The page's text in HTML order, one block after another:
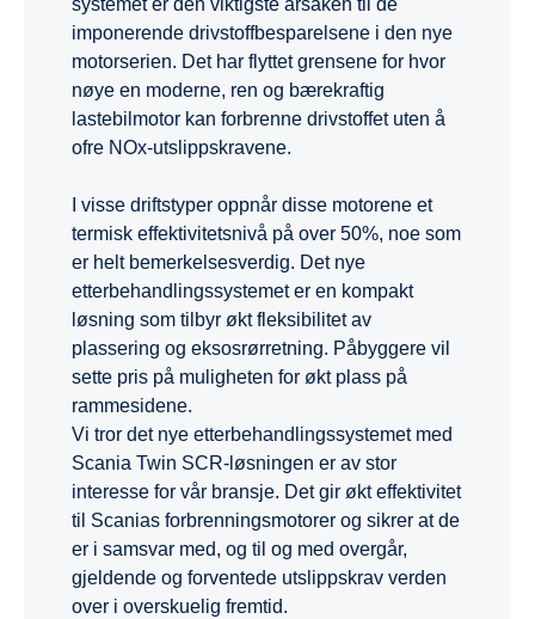
systemet er den viktigste årsaken til de
imponerende drivstoffbesparelsene i den nye
motorserien. Det har flyttet grensene for hvor
nøye en moderne, ren og bærekraftig
lastebilmotor kan forbrenne drivstoffet uten å
ofre NOx-utslippskravene.
I visse driftstyper oppnår disse motorene et
termisk effektivitetsnivå på over 50%, noe som
er helt bemerkelsesverdig. Det nye
etterbehandlingssystemet er en kompakt
løsning som tilbyr økt fleksibilitet av
plassering og eksosrørretning. Påbyggere vil
sette pris på muligheten for økt plass på
rammesidene.
Vi tror det nye etterbehandlingssystemet med
Scania Twin SCR-løsningen er av stor
interesse for vår bransje. Det gir økt effektivitet
til Scanias forbrenningsmotorer og sikrer at de
er i samsvar med, og til og med overgår,
gjeldende og forventede utslippskrav verden
over i overskuelig fremtid.